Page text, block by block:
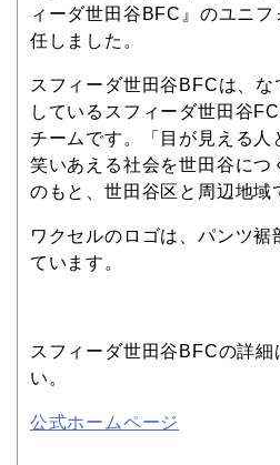
ィーダ世田谷BFC』のユニ
任しました。
スフィーダ世田谷BFCは、
しているスフィーダ世田谷
チームです。「目が見える人
笑いあえる社会を世田谷につ
のもと、世田谷区と周辺地域
ワクセルのロゴは、パンツ
ています。
スフィーダ世田谷BFCの詳細
い。
公式ホームページ